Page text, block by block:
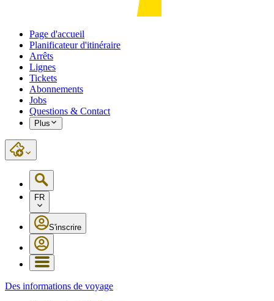
Page d'accueil
Planificateur d'itinéraire
Arrêts
Lignes
Tickets
Abonnements
Jobs
Questions & Contact
Plus
FR
S'inscrire
Des informations de voyage